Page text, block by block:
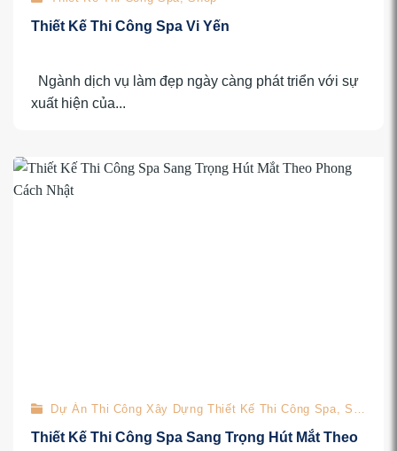
Thiết Kế Thi Công Spa Vi Yến
Ngành dịch vụ làm đẹp ngày càng phát triển với sự
xuất hiện của...
Dự Án Thi Công Xây Dựng Thiết Kế Thi Công Spa, Shop
Thiết Kế Thi Công Spa Sang Trọng Hút Mắt Theo